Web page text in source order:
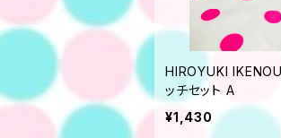
HIROYUKI
ッチセット A
¥1,430